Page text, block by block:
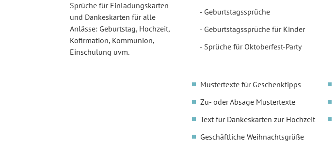
Sprüche für Einladungskarten
und Dankeskarten für alle
Anlässe: Geburtstag, Hochzeit,
Kofirmation, Kommunion,
Einschulung uvm.
Geburtstagssprüche
Geburtstagssprüche für Kinder
Sprüche für Oktoberfest-Party
Mustertexte für Geschenktipps
Zu- oder Absage Mustertexte
Text für Dankeskarten zur Hochzeit
Geschäftliche Weihnachtsgrüße